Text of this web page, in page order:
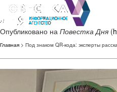
Опубликовано на Повестка Дня (
Главная > Под знаком QR-кода: эксперты